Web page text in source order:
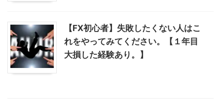
【FX初心者】失敗したくない人はこ
れをやってみてください。【１年目
大損した経験あり。】